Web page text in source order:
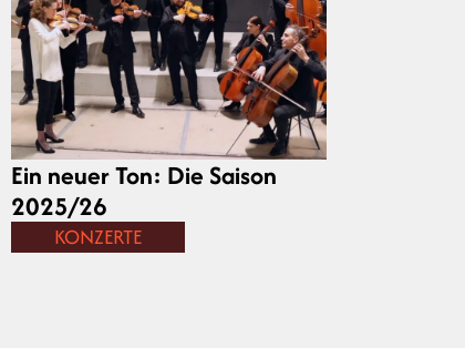
Ein neuer Ton: Die Saison
2025/26
KONZERTE